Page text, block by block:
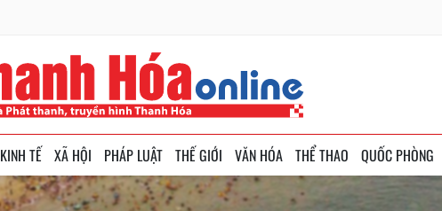
KINH TẾ XÃ HỘI PHÁP LUẬT THẾ GIỚI VĂN HÓA THỂ THAO QUỐC PHÒNG